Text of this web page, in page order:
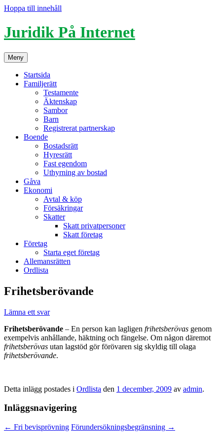
Hoppa till innehåll
Juridik På Internet
Meny
Startsida
Familjerätt
Testamente
Äktenskap
Sambor
Barn
Registrerat partnerskap
Boende
Bostadsrätt
Hyresrätt
Fast egendom
Uthyrning av bostad
Gåva
Ekonomi
Avtal & köp
Försäkringar
Skatter
Skatt privatpersoner
Skatt företag
Företag
Starta eget företag
Allemansrätten
Ordlista
Frihetsberövande
Lämna ett svar
Frihetsberövande – En person kan lagligen frihetsberövas genom
exempelvis anhållande, häktning och fängelse. Om någon däremot
frihetsberövas utan lagstöd gör förövaren sig skyldig till olaga
frihetsberövande.
Detta inlägg postades i Ordlista den 1 december, 2009 av admin.
Inläggsnavigering
← Fri bevisprövning Förundersökningsbegränsning →